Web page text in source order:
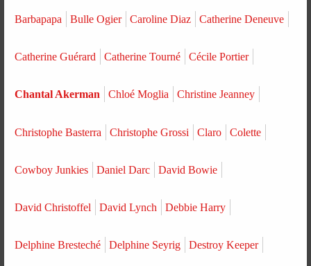
Barbapapa Bulle Ogier Caroline Diaz Catherine Deneuve
Catherine Guérard Catherine Tourné Cécile Portier
Chantal Akerman Chloé Moglia Christine Jeanney
Christophe Basterra Christophe Grossi Claro Colette
Cowboy Junkies Daniel Darc David Bowie
David Christoffel David Lynch Debbie Harry
Delphine Bresteché Delphine Seyrig Destroy Keeper